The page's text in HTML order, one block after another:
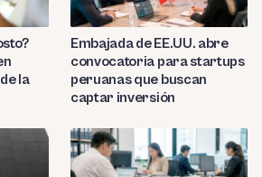
la
Embajada de EE.UU. abre
convocatoria para startups
peruanas que buscan
captar inversión